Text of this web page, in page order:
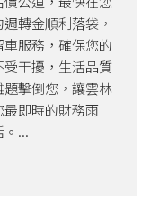
轉金順利落袋，
服務，確保您的
干擾，生活品質
擊倒您，讓雲林
即時的財務雨
...